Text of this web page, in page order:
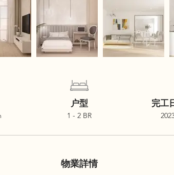
物業詳情
户型
1 - 2 BR
完工